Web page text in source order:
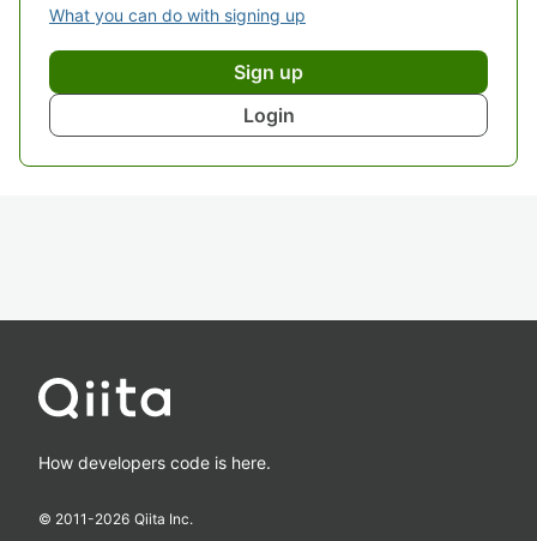
What you can do with signing up
Sign up
Login
How developers code is here.
© 2011-2026 Qiita Inc.